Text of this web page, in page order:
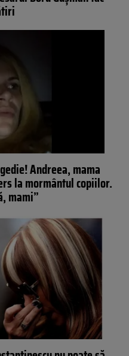
Andreea, mama
la mormântul copiilor.
mami”